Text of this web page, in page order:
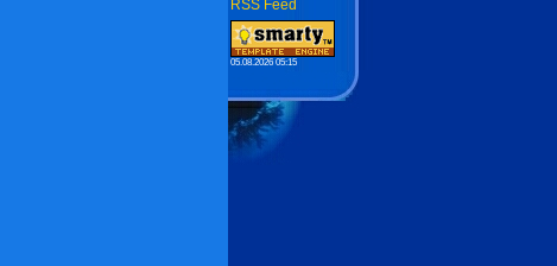
RSS Feed
05.08.2026 05:15